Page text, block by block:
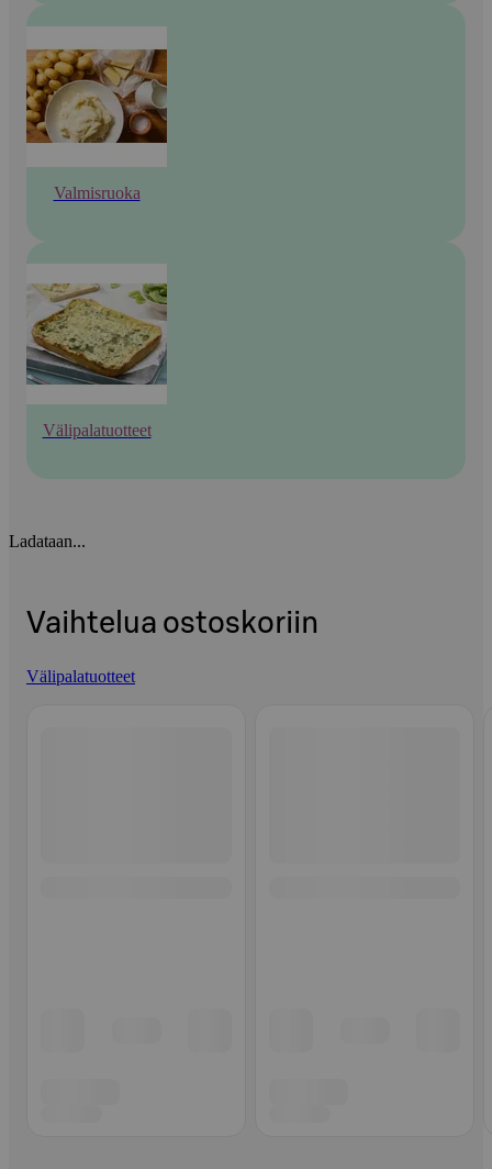
Valmisruoka
Välipalatuotteet
Ladataan...
Vaihtelua ostoskoriin
Välipalatuotteet